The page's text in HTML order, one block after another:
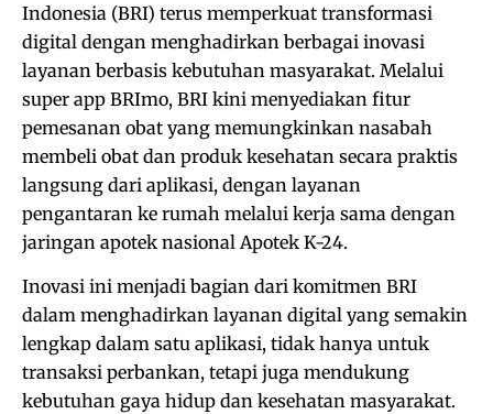
Indonesia (BRI) terus memperkuat transformasi
digital dengan menghadirkan berbagai inovasi
layanan berbasis kebutuhan masyarakat. Melalui
super app BRImo, BRI kini menyediakan fitur
pemesanan obat yang memungkinkan nasabah
membeli obat dan produk kesehatan secara praktis
langsung dari aplikasi, dengan layanan
pengantaran ke rumah melalui kerja sama dengan
jaringan apotek nasional Apotek K-24.
Inovasi ini menjadi bagian dari komitmen BRI
dalam menghadirkan layanan digital yang semakin
lengkap dalam satu aplikasi, tidak hanya untuk
transaksi perbankan, tetapi juga mendukung
kebutuhan gaya hidup dan kesehatan masyarakat.